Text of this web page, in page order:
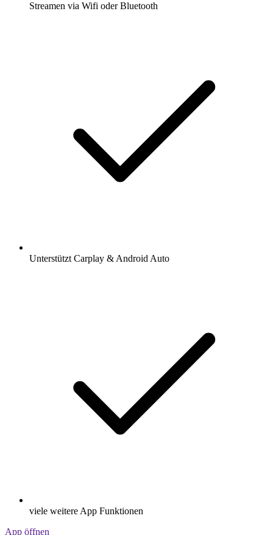
Streamen via Wifi oder Bluetooth
Unterstützt Carplay & Android Auto
viele weitere App Funktionen
App öffnen